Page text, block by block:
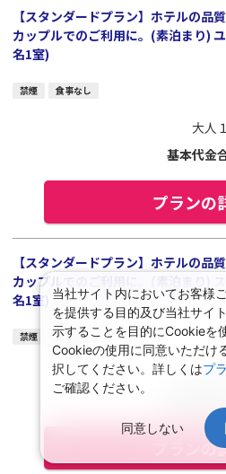
【スタンダードプラン】ホテルの品
カップルでのご利用に。(素泊まり)
名1室)
禁煙 食事なし
大人
基本代金
プランの
【スタンダードプラン】ホテルの品
カップルでのご利用に。(素泊まり)
名1室)
禁煙 食事なし
大人
プランの
当社サイト内においてお客様
を提供する目的及び当社サイ
示することを目的にCookieを
Cookieの使用に同意いただけ
択してください。詳しくはプ
ご確認ください。
同意しない